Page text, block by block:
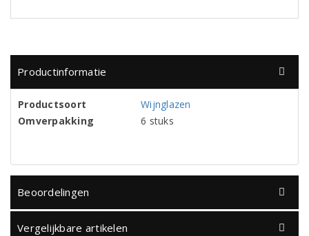
Productinformatie
Productsoort
Wijnglazen
Omverpakking
6 stuks
Beoordelingen
Vergelijkbare artikelen